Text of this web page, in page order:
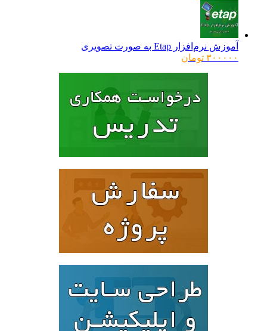
آموزش نرم‌افزار Etap به صورت تصویری
۳۰۰۰۰۰ تومان